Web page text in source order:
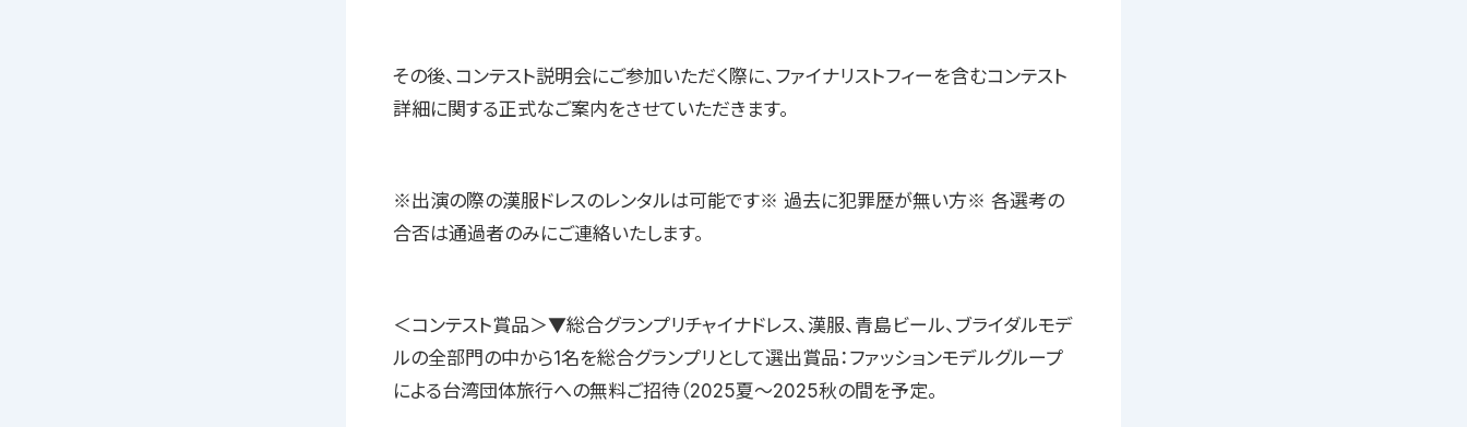
その後、コンテスト説明会にご参加いただく際に、ファイナリストフィーを含むコンテスト
詳細に関する正式なご案内をさせていただきます。
※出演の際の漢服ドレスのレンタルは可能です※ 過去に犯罪歴が無い方※ 各選考の
合否は通過者のみにご連絡いたします。
＜コンテスト賞品＞▼総合グランプリチャイナドレス、漢服、青島ビール、ブライダルモデ
ルの全部門の中から1名を総合グランプリとして選出賞品：ファッションモデルグループ
による台湾団体旅行への無料ご招待（2025夏〜2025秋の間を予定。